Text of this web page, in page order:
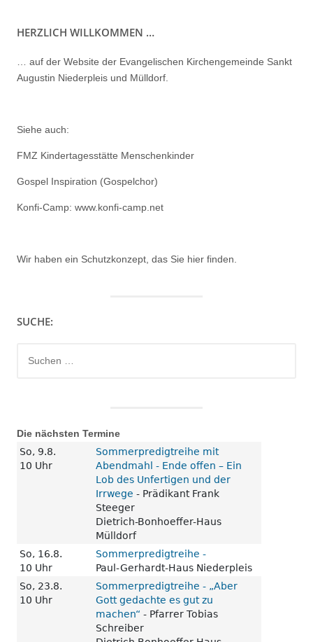
HERZLICH WILLKOMMEN …
… auf der Website der Evangelischen Kirchengemeinde Sankt
Augustin Niederpleis und Mülldorf.
Siehe auch:
FMZ Kindertagesstätte Menschenkinder
Gospel Inspiration (Gospelchor)
Konfi-Camp: www.konfi-camp.net
Wir haben ein Schutzkonzept, das Sie hier finden.
SUCHE:
nach:
Die nächsten Termine